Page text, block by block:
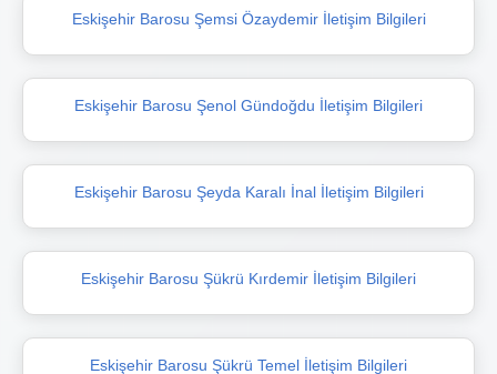
Eskişehir Barosu Şemsi Özaydemir İletişim Bilgileri
Eskişehir Barosu Şenol Gündoğdu İletişim Bilgileri
Eskişehir Barosu Şeyda Karalı İnal İletişim Bilgileri
Eskişehir Barosu Şükrü Kırdemir İletişim Bilgileri
Eskişehir Barosu Şükrü Temel İletişim Bilgileri